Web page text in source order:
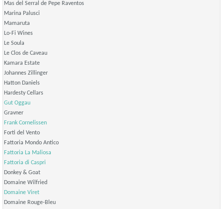
Mas del Serral de Pepe Raventos
Marina Palusci
Mamaruta
Lo-Fi Wines
Le Soula
Le Clos de Caveau
Kamara Estate
Johannes Zillinger
Hatton Daniels
Hardesty Cellars
Gut Oggau
Gravner
Frank Cornelissen
Forti del Vento
Fattoria Mondo Antico
Fattoria La Maliosa
Fattoria di Caspri
Donkey & Goat
Domaine Wilfried
Domaine Viret
Domaine Rouge-Bleu